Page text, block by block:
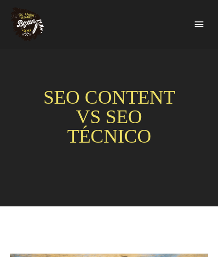
SEO CONTENT
VS SEO
TÉCNICO